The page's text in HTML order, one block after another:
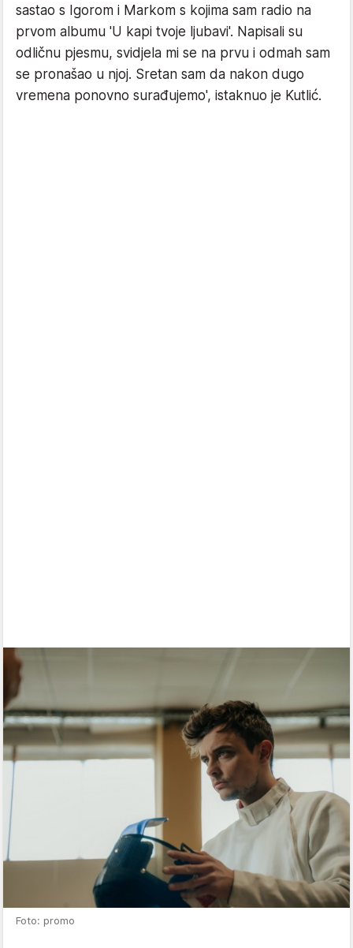
sastao s Igorom i Markom s kojima sam radio na
prvom albumu 'U kapi tvoje ljubavi'. Napisali su
odličnu pjesmu, svidjela mi se na prvu i odmah sam
se pronašao u njoj. Sretan sam da nakon dugo
vremena ponovno surađujemo', istaknuo je Kutlić.
Foto: promo